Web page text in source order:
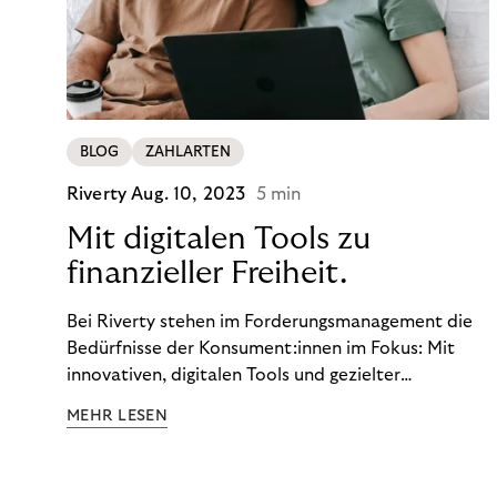
BLOG ZAHLARTEN
RivertyAug. 10, 2023 5 min
Mit digitalen Tools zu
finanzieller Freiheit.
Bei Riverty stehen im Forderungsmanagement die
Bedürfnisse der Konsument:innen im Fokus: Mit
innovativen, digitalen Tools und gezielter
ein Leben in finanzieller Freiheit zu führen. So
MEHR LESEN